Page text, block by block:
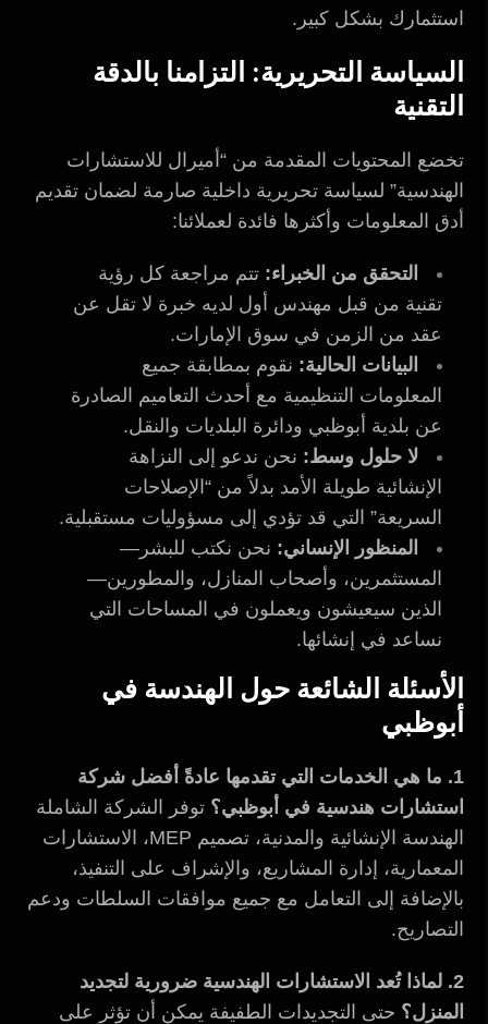
استثمارك بشكل كبير.
السياسة التحريرية: التزامنا بالدقة
التقنية
تخضع المحتويات المقدمة من “أميرال للاستشارات
الهندسية” لسياسة تحريرية داخلية صارمة لضمان تقديم
أدق المعلومات وأكثرها فائدة لعملائنا:
التحقق من الخبراء: تتم مراجعة كل رؤية
تقنية من قبل مهندس أول لديه خبرة لا تقل عن
عقد من الزمن في سوق الإمارات.
البيانات الحالية: نقوم بمطابقة جميع
المعلومات التنظيمية مع أحدث التعاميم الصادرة
عن بلدية أبوظبي ودائرة البلديات والنقل.
لا حلول وسط: نحن ندعو إلى النزاهة
الإنشائية طويلة الأمد بدلاً من “الإصلاحات
السريعة” التي قد تؤدي إلى مسؤوليات مستقبلية.
المنظور الإنساني: نحن نكتب للبشر—
المستثمرين، وأصحاب المنازل، والمطورين—
الذين سيعيشون ويعملون في المساحات التي
نساعد في إنشائها.
الأسئلة الشائعة حول الهندسة في
أبوظبي
1. ما هي الخدمات التي تقدمها عادةً أفضل شركة
استشارات هندسية في أبوظبي؟ توفر الشركة الشاملة
الهندسة الإنشائية والمدنية، تصميم MEP، الاستشارات
المعمارية، إدارة المشاريع، والإشراف على التنفيذ،
بالإضافة إلى التعامل مع جميع موافقات السلطات ودعم
التصاريح.
2. لماذا تُعد الاستشارات الهندسية ضرورية لتجديد
المنزل؟ حتى التجديدات الطفيفة يمكن أن تؤثر على